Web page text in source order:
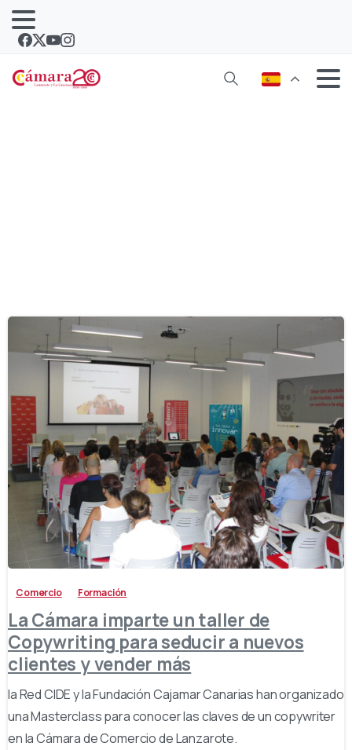
-
Comercio Formación
La Cámara imparte un taller de
Copywriting para seducir a nuevos
clientes y vender más
la Red CIDE y la Fundación Cajamar Canarias han organizado
una Masterclass para conocer las claves de un copywriter
en la Cámara de Comercio de Lanzarote.